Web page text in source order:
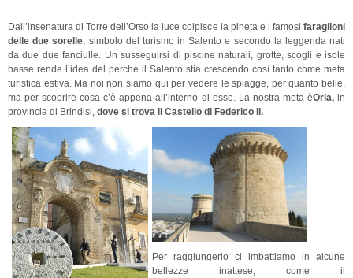
Dall’insenatura di Torre dell’Orso la luce colpisce la pineta e i famosi faraglioni
delle due sorelle , simbolo del turismo in Salento e secondo la leggenda nati
da due due fanciulle. Un susseguirsi di piscine naturali, grotte, scogli e isole
basse rende l’idea del perché il Salento stia crescendo così tanto come meta
turistica estiva. Ma noi non siamo qui per vedere le spiagge, per quanto belle,
ma per scoprire cosa c’è appena all’interno di esse. La nostra meta èOria,in
provincia di Brindisi, dove si trova il Castello di Federico II.
Per raggiungerlo ci imbattiamo in alcune
bellezze inattese, come il